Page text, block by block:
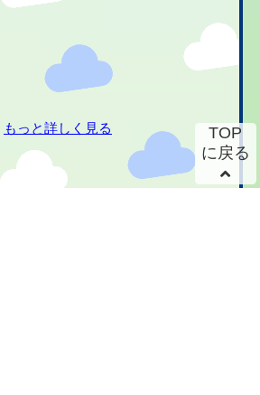
もっと詳しく見る
TOP
に戻る